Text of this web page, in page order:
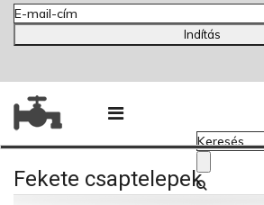
Indítás
Fekete csaptelepek